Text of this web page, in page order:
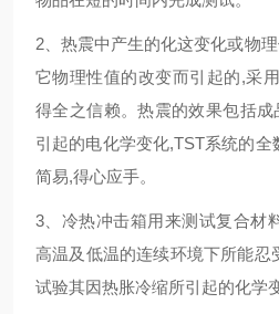
2、热震中产生的化这变化或物
它物理性值的改变而引起的,采
得全之信赖。热震的效果包括
引起的电化学变化,TST系统的全
简易,得心应手。
3、冷热冲击箱用来测试复合材
高温及低温的连续环境下所能忍
试验其因热胀冷缩所引起的化学